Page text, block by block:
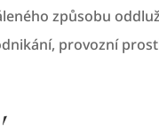
způsobu
provozní